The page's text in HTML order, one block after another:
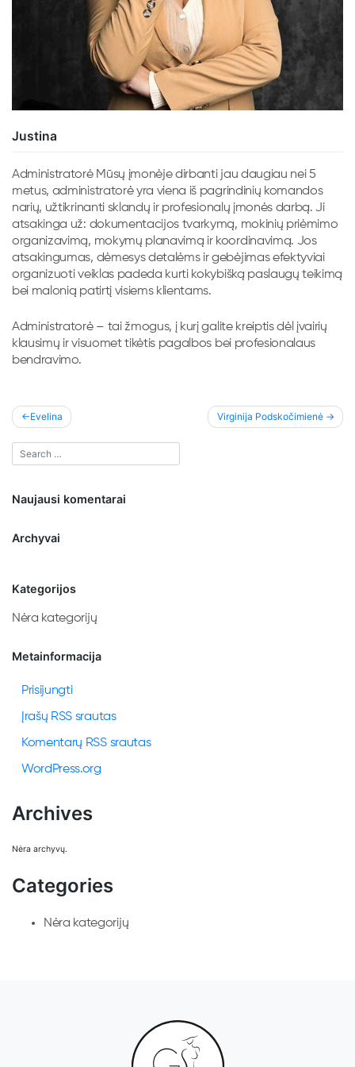
Justina
Administratorė Mūsų įmonėje dirbanti jau daugiau nei 5
metus, administratorė yra viena iš pagrindinių komandos
narių, užtikrinanti sklandų ir profesionalų įmonės darbą. Ji
atsakinga už: dokumentacijos tvarkymą, mokinių priėmimo
organizavimą, mokymų planavimą ir koordinavimą. Jos
atsakingumas, dėmesys detalėms ir gebėjimas efektyviai
organizuoti veiklas padeda kurti kokybišką paslaugų teikimą
bei malonią patirtį visiems klientams.
Administratorė – tai žmogus, į kurį galite kreiptis dėl įvairių
klausimų ir visuomet tikėtis pagalbos bei profesionalaus
bendravimo.
Navigacija
tarp
įrašų
Evelina Virginija Podskočimienė
Naujausi komentarai
Archyvai
Kategorijos
Nėra kategorijų
Metainformacija
Prisijungti
Įrašų RSS srautas
Komentarų RSS srautas
WordPress.org
Archives
Nėra archyvų.
Categories
Nėra kategorijų